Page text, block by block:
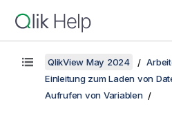
QlikView May 2024
Einleitung zum Laden von
Aufrufen von Variablen